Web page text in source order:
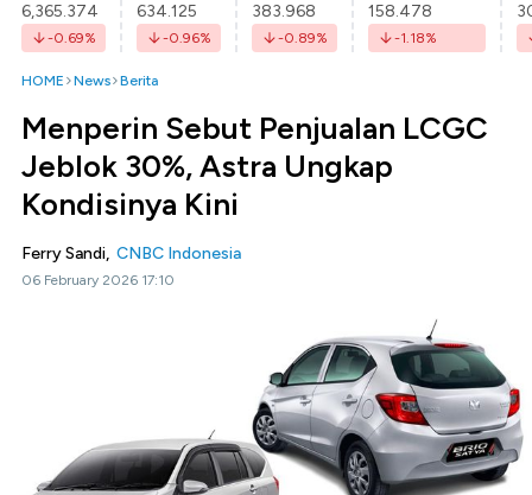
6,365.374
-0.69%
634.125
-0.96%
383.968
-0.89%
158.478
-1.18%
HOME News Berita
Menperin Sebut Penjualan LCGC
Jeblok 30%, Astra Ungkap
Kondisinya Kini
Ferry Sandi, CNBC Indonesia
06 February 2026 17:10